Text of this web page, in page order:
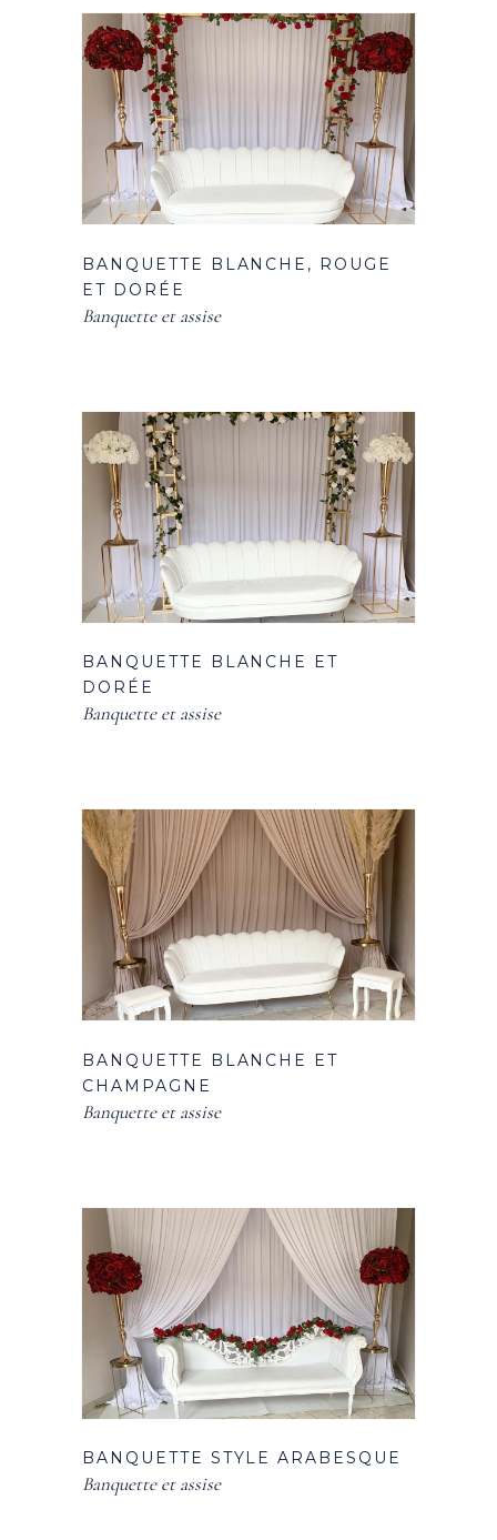
BANQUETTE BLANCHE, ROUGE
ET DORÉE
Banquette et assise
BANQUETTE BLANCHE ET
DORÉE
Banquette et assise
BANQUETTE BLANCHE ET
CHAMPAGNE
Banquette et assise
BANQUETTE STYLE ARABESQUE
Banquette et assise